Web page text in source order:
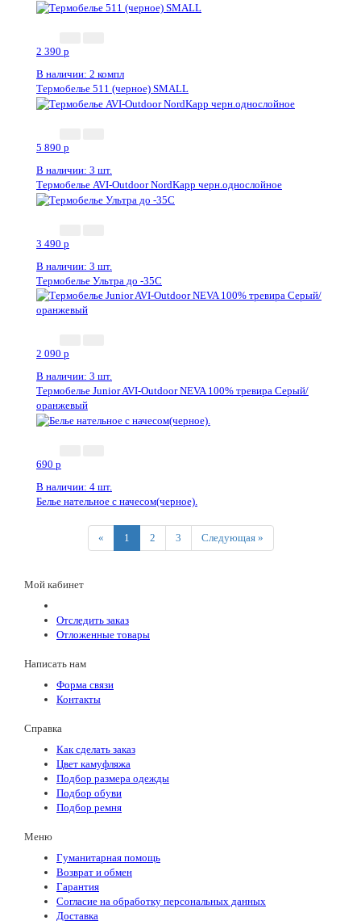
2 390 p
В наличии: 2 компл
Термобелье 511 (черное) SMALL
5 890 p
В наличии: 3 шт.
Термобелье AVI-Outdoor NordKapp черн.однослойное
3 490 p
В наличии: 3 шт.
Термобелье Ультра до -35С
2 090 p
В наличии: 3 шт.
Термобелье Junior AVI-Outdoor NEVA 100% тревира Серый/
оранжевый
690 p
В наличии: 4 шт.
Белье нательное с начесом(черное).
«Previous
1 2 3 Следующая »Next
Мой кабинет
Отследить заказ
Отложенные товары
Написать нам
Форма связи
Контакты
Справка
Как сделать заказ
Цвет камуфляжа
Подбор размера одежды
Подбор обуви
Подбор ремня
Меню
Гуманитарная помощь
Возврат и обмен
Гарантия
Согласие на обработку персональных данных
Доставка